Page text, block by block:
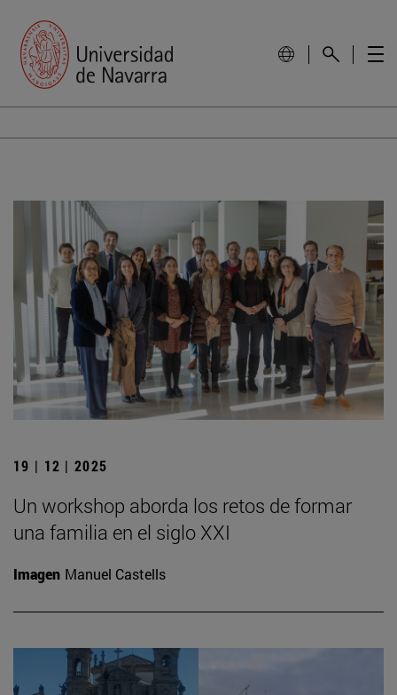
19 | 12 | 2025
Un workshop aborda los retos de formar
una familia en el siglo XXI
Imagen Manuel Castells